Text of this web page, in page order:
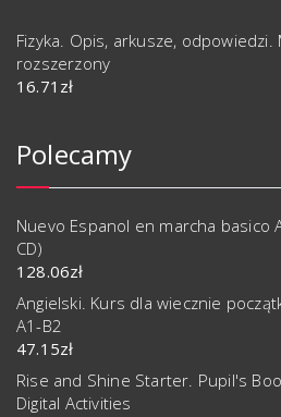
Fizyka. Opis, arkusze, odpowiedzi.
rozszerzony
16.71 zł
Polecamy
Nuevo Espanol en marcha basico
CD)
128.06zł
Angielski. Kurs dla wiecznie
A1-B2
47.15zł
Rise and Shine Starter. Pupil's
Digital Activities